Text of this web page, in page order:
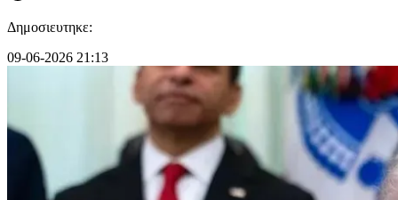
Δημοσιευτηκε:
09-06-2026 21:13